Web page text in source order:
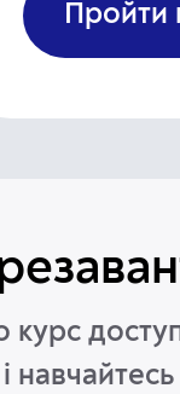
Пройти
курс